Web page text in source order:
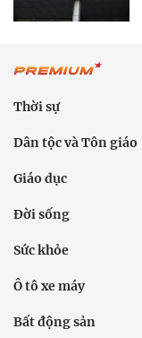
Thời sự
Dân tộc và Tôn giáo
Giáo dục
Đời sống
Sức khỏe
Ô tô xe máy
Bất động sản